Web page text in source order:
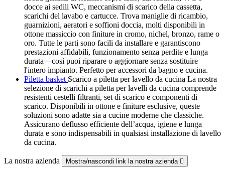
docce ai sedili WC, meccanismi di scarico della cassetta,
scarichi del lavabo e cartucce. Trova maniglie di ricambio,
guarnizioni, aeratori e soffioni doccia, molti disponibili in
ottone massiccio con finiture in cromo, nichel, bronzo, rame o
oro. Tutte le parti sono facili da installare e garantiscono
prestazioni affidabili, funzionamento senza perdite e lunga
durata—così puoi riparare o aggiornare senza sostituire
l'intero impianto. Perfetto per accessori da bagno e cucina.
Piletta basket Scarico a piletta per lavello da cucina La nostra
selezione di scarichi a piletta per lavelli da cucina comprende
resistenti cestelli filtranti, set di scarico e componenti di
scarico. Disponibili in ottone e finiture esclusive, queste
soluzioni sono adatte sia a cucine moderne che classiche.
Assicurano deflusso efficiente dell’acqua, igiene e lunga
durata e sono indispensabili in qualsiasi installazione di lavello
da cucina.
La nostra azienda Mostra/nascondi link la nostra azienda 